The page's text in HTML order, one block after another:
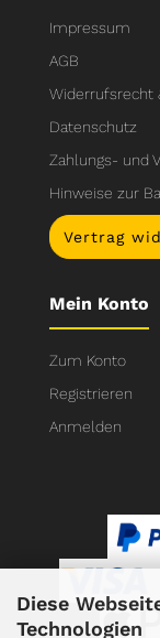
Diese
Technologien
Impressum
AGB
Widerrufsrecht
Datenschutz
Zahlungs- und
Hinweise zur
Vertrag
Mein Konto
Zum Konto
Registrieren
Anmelden